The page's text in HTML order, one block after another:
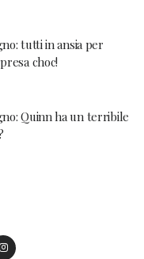
tutti in ansia per
choc!
Quinn ha un terribile